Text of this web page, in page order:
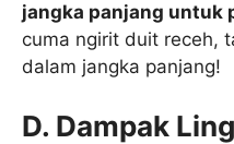
jangka panjang untuk
cuma ngirit duit receh,
dalam jangka panjang!
D. Dampak